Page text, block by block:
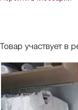
Товар участвует в